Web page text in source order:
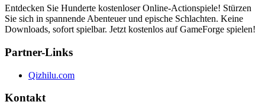
Entdecken Sie Hunderte kostenloser Online-Actionspiele! Stürzen
Sie sich in spannende Abenteuer und epische Schlachten. Keine
Downloads, sofort spielbar. Jetzt kostenlos auf GameForge spielen!
Partner-Links
Qizhilu.com
Kontakt